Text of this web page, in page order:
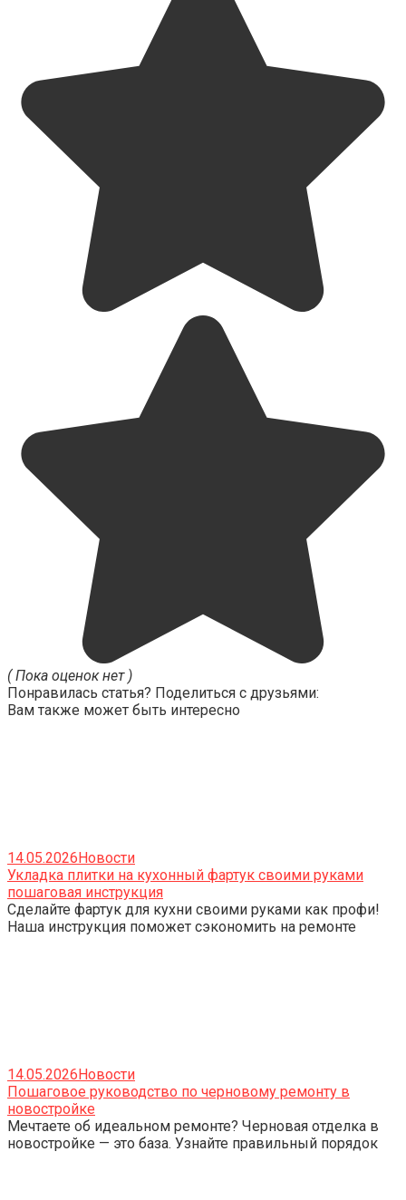
( Пока оценок нет )
Понравилась статья? Поделиться с друзьями:
Вам также может быть интересно
14.05.2026 Новости
Укладка плитки на кухонный фартук своими руками
пошаговая инструкция
Сделайте фартук для кухни своими руками как профи!
Наша инструкция поможет сэкономить на ремонте
14.05.2026 Новости
Пошаговое руководство по черновому ремонту в
новостройке
Мечтаете об идеальном ремонте? Черновая отделка в
новостройке — это база. Узнайте правильный порядок